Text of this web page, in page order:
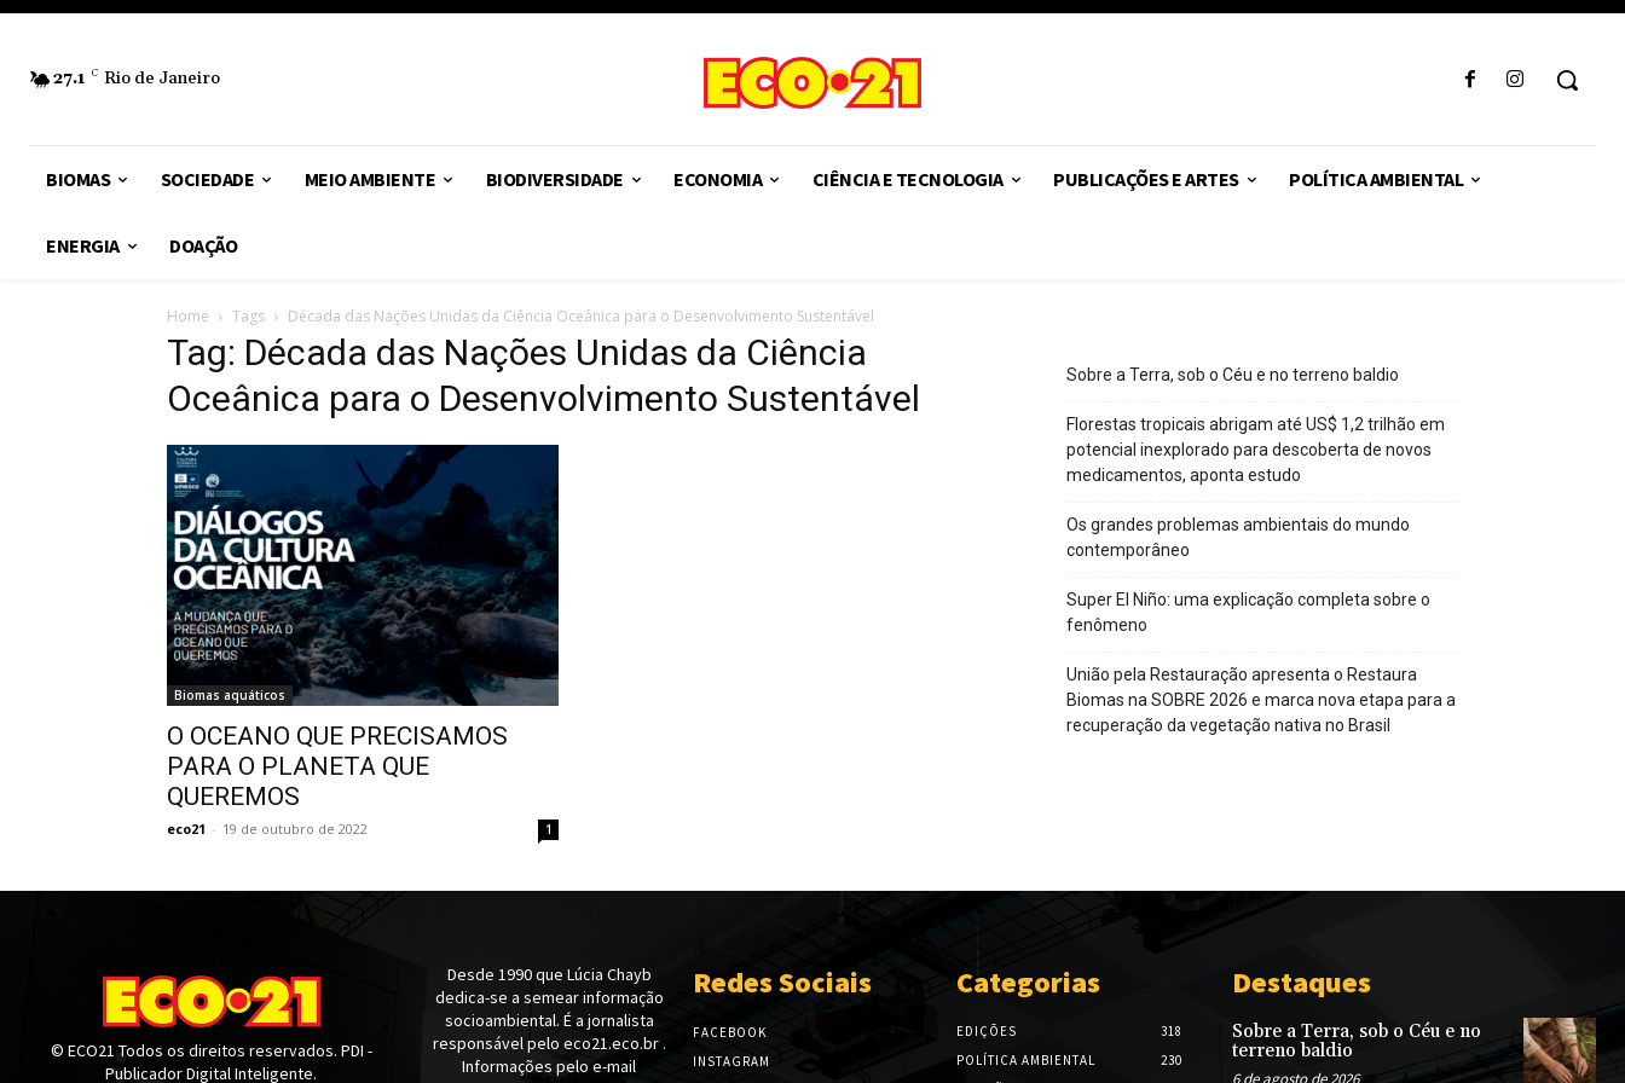
27.1 C Rio de Janeiro
BIOMAS SOCIEDADE MEIO AMBIENTE BIODIVERSIDADE ECONOMIA CIÊNCIA E TECNOLOGIA PUBLICAÇÕES E ARTES POLÍTICA AMBIENTAL
ENERGIA DOAÇÃO
Home Tags Década das Nações Unidas da Ciência Oceânica para o Desenvolvimento Sustentável
Tag: Década das Nações Unidas da Ciência
Oceânica para o Desenvolvimento Sustentável
Biomas aquáticos
O OCEANO QUE PRECISAMOS
PARA O PLANETA QUE
QUEREMOS
eco21 - 19 de outubro de 2022 1
Sobre a Terra, sob o Céu e no terreno baldio
Florestas tropicais abrigam até US$ 1,2 trilhão em
potencial inexplorado para descoberta de novos
medicamentos, aponta estudo
Os grandes problemas ambientais do mundo
contemporâneo
Super El Niño: uma explicação completa sobre o
fenômeno
União pela Restauração apresenta o Restaura
Biomas na SOBRE 2026 e marca nova etapa para a
recuperação da vegetação nativa no Brasil
© ECO21 Todos os direitos reservados. PDI -
Publicador Digital Inteligente.
Desde 1990 que Lúcia Chayb
dedica-se a semear informação
socioambiental. É a jornalista
responsável pelo eco21.eco.br .
Informações pelo e-mail
Redes Sociais
FACEBOOK
INSTAGRAM
Categorias
EDIÇÕES
318
POLÍTICA AMBIENTAL
230
Destaques
Sobre a Terra, sob o Céu e no
terreno baldio
6 de agosto de 2026